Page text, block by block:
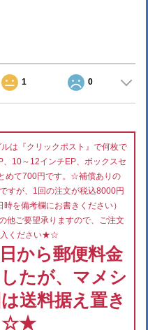
1 0
は『クリックポスト』で何枚で
10～12インチEP、ボックスセ
めて700円です。☆補償ありの
すが、1回の注文が税込8000円
を備考欄にお書きください）
他ご要望承りますので、ご注文
入ください★☆
から郵便料金
たが、マメシ
送料据え置き
☆★